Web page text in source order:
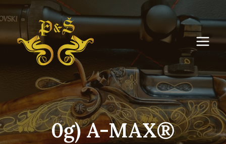
to
content
0g) A-MAX®